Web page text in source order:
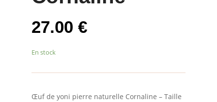
27.00 €
En stock
Œuf de yoni pierre naturelle Cornaline – Taille